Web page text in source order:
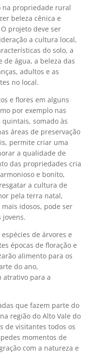
na propriedade rural
beleza cênica e
projeto deve ser
a cultura local,
do solo, a
água, a beleza das
adultos e as
no local.
e flores em alguns
por exemplo nas
somado às
áreas de preservação
permite criar uma
a qualidade de
das propriedades cria
e bonito,
a cultura de
pela terra natal,
idosos, pode ser
jovens.
de árvores e
épocas de floração e
alimento para os
do ano,
atrativo para a
que fazem parte do
região do Alto Vale do
de visitantes todos os
momentos de
com a natureza e